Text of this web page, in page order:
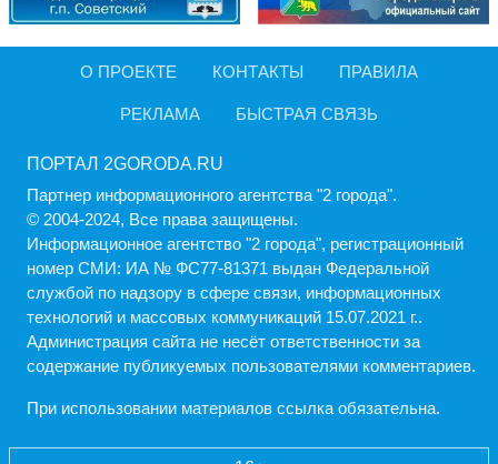
О ПРОЕКТЕ КОНТАКТЫ ПРАВИЛА
РЕКЛАМА БЫСТРАЯ СВЯЗЬ
ПОРТАЛ 2GORODA.RU
Партнер информационного агентства "2 города".
© 2004-2024, Все права защищены.
Информационное агентство "2 города", регистрационный
номер СМИ: ИА № ФС77-81371 выдан Федеральной
службой по надзору в сфере связи, информационных
технологий и массовых коммуникаций 15.07.2021 г..
Администрация cайта не несёт ответственности за
содержание публикуемых пользователями комментариев.
При использовании материалов ссылка обязательна.